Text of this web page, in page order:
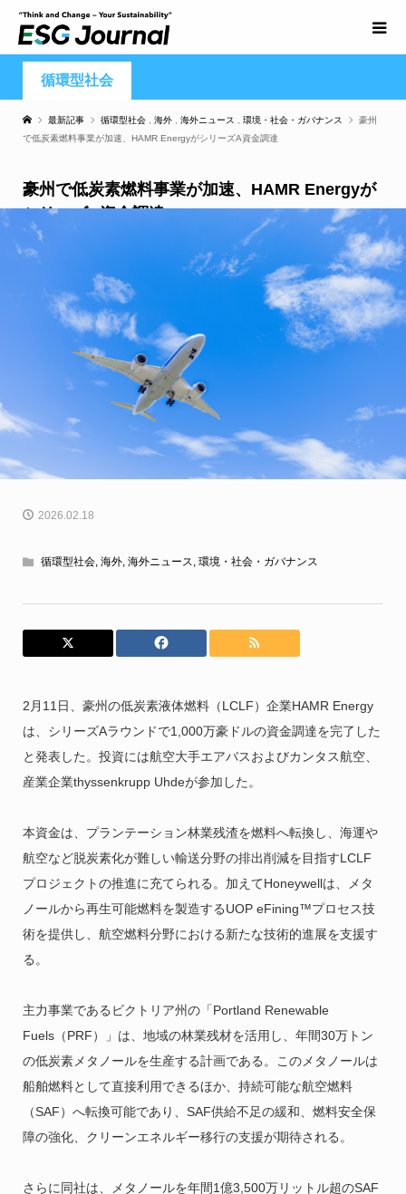
循環型社会
最新記事 循環型社会 海外 海外ニュース 環境・社会・ガバナンス
豪州
で低炭素燃料事業が加速、HAMR EnergyがシリーズA資金調達
豪州で低炭素燃料事業が加速、HAMR Energyが
シリーズA資金調達
2026.02.18
循環型社会, 海外, 海外ニュース 環境・社会・ガバナンス
2月11日、豪州の低炭素液体燃料（LCLF）企業HAMR Energy
は、シリーズAラウンドで1,000万豪ドルの資金調達を完了した
と発表した。投資には航空大手エアバスおよびカンタス航空、
産業企業thyssenkrupp Uhdeが参加した。
本資金は、プランテーション林業残渣を燃料へ転換し、海運や
航空など脱炭素化が難しい輸送分野の排出削減を目指すLCLF
プロジェクトの推進に充てられる。加えてHoneywellは、メタ
ノールから再生可能燃料を製造するUOP eFining™プロセス技
術を提供し、航空燃料分野における新たな技術的進展を支援す
る。
主力事業であるビクトリア州の「Portland Renewable
Fuels（PRF）」は、地域の林業残材を活用し、年間30万トン
の低炭素メタノールを生産する計画である。このメタノールは
船舶燃料として直接利用できるほか、持続可能な航空燃料
（SAF）へ転換可能であり、SAF供給不足の緩和、燃料安全保
障の強化、クリーンエネルギー移行の支援が期待される。
さらに同社は、メタノールを年間1億3,500万リットル超のSAF